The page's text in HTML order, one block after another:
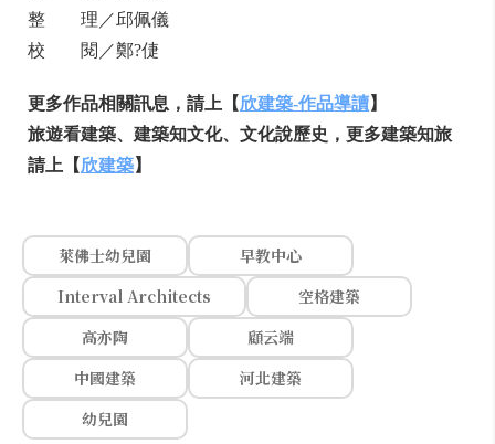
整 理／邱佩儀
校 閱／鄭?倢
更多作品相關訊息，請上【欣建築-作品導讀】
旅遊看建築、建築知文化、文化說歷史，更多建築知旅
請上【欣建築】
萊佛士幼兒園
早教中心
Interval Architects
空格建築
高亦陶
顧云端
中國建築
河北建築
幼兒園